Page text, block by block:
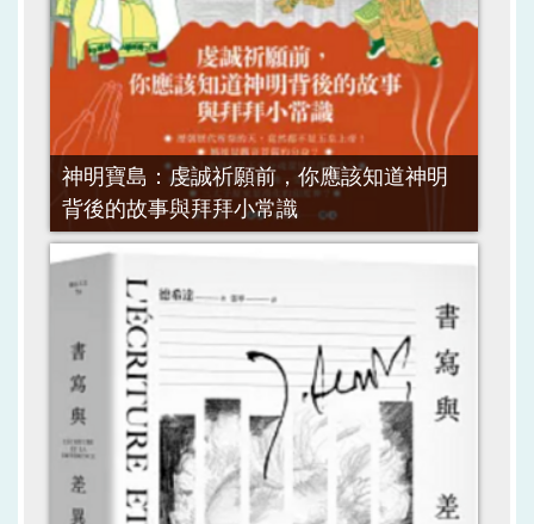
神明寶島：虔誠祈願前，你應該知道神明
背後的故事與拜拜小常識